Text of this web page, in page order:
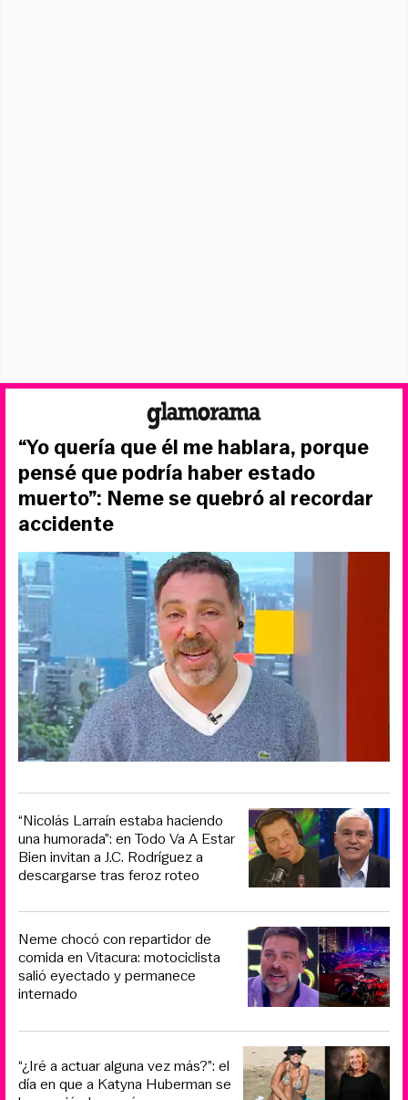
“Yo quería que él me hablara, porque
pensé que podría haber estado
muerto”: Neme se quebró al recordar
accidente
“Nicolás Larraín estaba haciendo
una humorada”: en Todo Va A Estar
Bien invitan a J.C. Rodríguez a
descargarse tras feroz roteo
Neme chocó con repartidor de
comida en Vitacura: motociclista
salió eyectado y permanece
internado
“¿Iré a actuar alguna vez más?”: el
día en que a Katyna Huberman se